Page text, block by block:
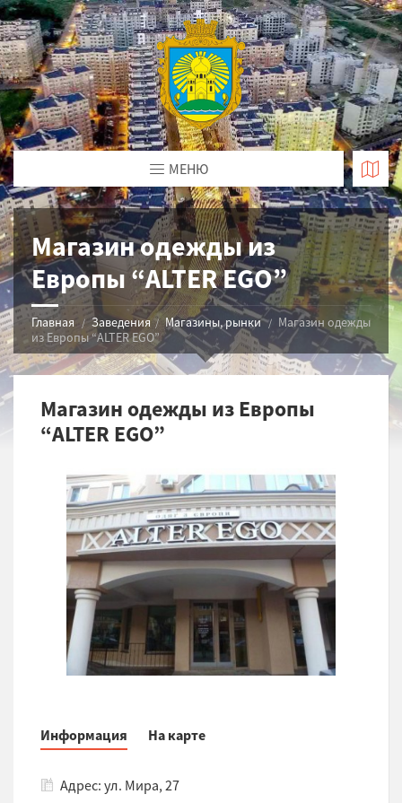
МЕНЮ
Магазин одежды из
Европы “ALTER EGO”
Главная Заведения Магазины, рынки
Магазин одежды
из Европы “ALTER EGO”
Магазин одежды из Европы
“ALTER EGO”
Информация На карте
Адрес: ул. Мира, 27